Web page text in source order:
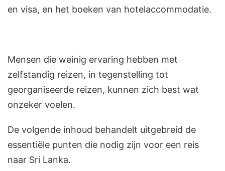
en visa, en het boeken van hotelaccommodatie.
Mensen die weinig ervaring hebben met
zelfstandig reizen, in tegenstelling tot
georganiseerde reizen, kunnen zich best wat
onzeker voelen.
De volgende inhoud behandelt uitgebreid de
essentiële punten die nodig zijn voor een reis
naar Sri Lanka.